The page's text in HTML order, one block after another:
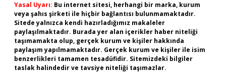
Yasal Uyarı: Bu internet sitesi, herhangi bir marka, kurum
veya şahıs şirketi ile hiçbir bağlantısı bulunmamaktadır.
Sitede yalnızca kendi hazırladığımız makaleler
paylaşılmaktadır. Burada yer alan içerikler haber niteliği
taşımamakta olup, gerçek kurum ve kişiler hakkında
paylaşım yapılmamaktadır. Gerçek kurum ve kişiler ile isim
benzerlikleri tamamen tesadüfidir. Sitemizdeki bilgiler
taslak halindedir ve tavsiye niteliği taşımazlar.